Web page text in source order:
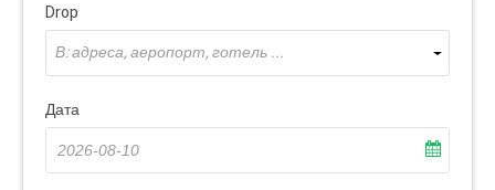
Drop
В: адреса, аеропорт, готель ...
Дата